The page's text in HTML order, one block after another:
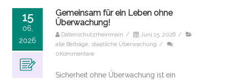
15
06,
2026
Gemeinsam für ein Leben ohne
Überwachung!
Datenschutzrheinmain / Juni 15, 2026 /
alle Beiträge staatliche Überwachung /
0Kommentare
Sicherheit ohne Überwachung ist ein